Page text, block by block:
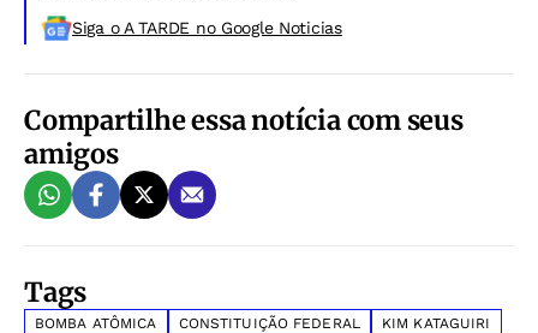
Siga o A TARDE no Google Noticias
Compartilhe essa notícia com seus
amigos
Tags
BOMBA ATÔMICA CONSTITUIÇÃO FEDERAL KIM KATAGUIRI